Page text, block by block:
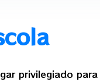
privilegiado